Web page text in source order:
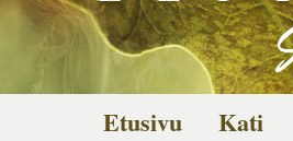
Etusivu Kati